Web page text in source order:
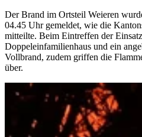
Der Brand im Ortsteil Weieren
04.45 Uhr gemeldet, wie die
mitteilte. Beim Eintreffen der
Doppeleinfamilienhaus und ein
Vollbrand, zudem griffen die
über.